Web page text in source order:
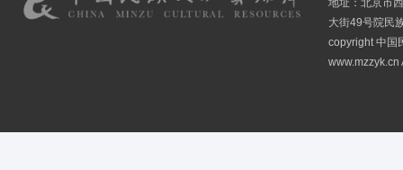
地址：北京市
大街49号院民
copyright 中国